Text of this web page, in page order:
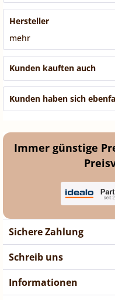
Hersteller
mehr
Kunden kauften auch
Kunden haben sich
Immer günstige
Sichere Zahlung
Schreib uns
Informationen